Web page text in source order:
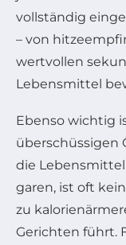
vollständig
– von
wertvollen
Lebensmittel
Ebenso wichtig
überschüssigen
die
garen, ist oft
zu
Gerichten führt.